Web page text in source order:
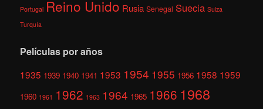
Portugal Reino Unido Rusia Senegal Suecia Suiza
Turquía
Películas por años
1935 1939 1940 1941 1953 1954 1955 1956 1958 1959
1960 1961 1962 1963 1964 1965 1966 1968